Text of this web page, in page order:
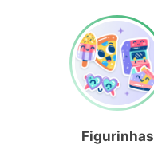
Figurinhas